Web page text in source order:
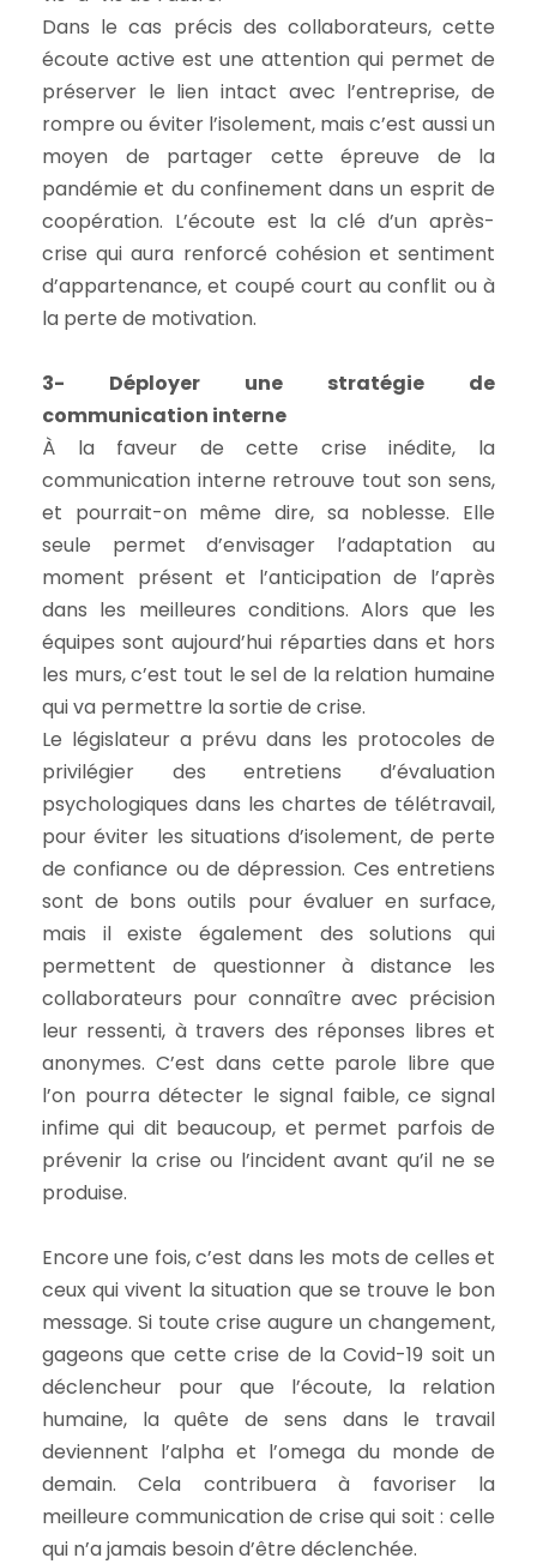
Dans le cas précis des collaborateurs, cette
écoute active est une attention qui permet de
préserver le lien intact avec l’entreprise, de
rompre ou éviter l’isolement, mais c’est aussi un
moyen de partager cette épreuve de la
pandémie et du confinement dans un esprit de
coopération. L’écoute est la clé d’un après-
crise qui aura renforcé cohésion et sentiment
d’appartenance, et coupé court au conflit ou à
la perte de motivation.
3- Déployer une stratégie de
communication interne
À la faveur de cette crise inédite, la
communication interne retrouve tout son sens,
et pourrait-on même dire, sa noblesse. Elle
seule permet d’envisager l’adaptation au
moment présent et l’anticipation de l’après
dans les meilleures conditions. Alors que les
équipes sont aujourd’hui réparties dans et hors
les murs, c’est tout le sel de la relation humaine
qui va permettre la sortie de crise.
Le législateur a prévu dans les protocoles de
privilégier des entretiens d’évaluation
psychologiques dans les chartes de télétravail,
pour éviter les situations d’isolement, de perte
de confiance ou de dépression. Ces entretiens
sont de bons outils pour évaluer en surface,
mais il existe également des solutions qui
permettent de questionner à distance les
collaborateurs pour connaître avec précision
leur ressenti, à travers des réponses libres et
anonymes. C’est dans cette parole libre que
l’on pourra détecter le signal faible, ce signal
infime qui dit beaucoup, et permet parfois de
prévenir la crise ou l’incident avant qu’il ne se
produise.
Encore une fois, c’est dans les mots de celles et
ceux qui vivent la situation que se trouve le bon
message. Si toute crise augure un changement,
gageons que cette crise de la Covid-19 soit un
déclencheur pour que l’écoute, la relation
humaine, la quête de sens dans le travail
deviennent l’alpha et l’omega du monde de
demain. Cela contribuera à favoriser la
meilleure communication de crise qui soit : celle
qui n’a jamais besoin d’être déclenchée.